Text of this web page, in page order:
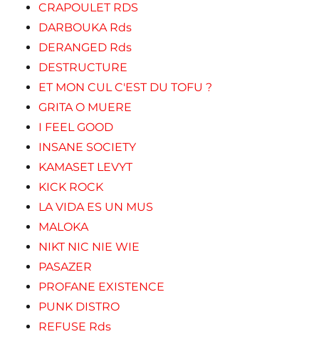
CRAPOULET RDS
DARBOUKA Rds
DERANGED Rds
DESTRUCTURE
ET MON CUL C'EST DU TOFU ?
GRITA O MUERE
I FEEL GOOD
INSANE SOCIETY
KAMASET LEVYT
KICK ROCK
LA VIDA ES UN MUS
MALOKA
NIKT NIC NIE WIE
PASAZER
PROFANE EXISTENCE
PUNK DISTRO
REFUSE Rds